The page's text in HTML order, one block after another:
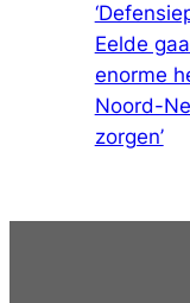
Eelde
enorme
Noord-
zorgen’